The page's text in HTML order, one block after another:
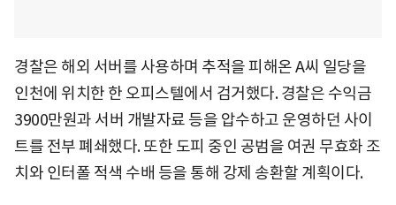
경찰은 해외 서버를 사용하며 추적을 피해온 A씨 일당을
인천에 위치한 한 오피스텔에서 검거했다. 경찰은 수익금
3900만원과 서버 개발자료 등을 압수하고 운영하던 사이
트를 전부 폐쇄했다. 또한 도피 중인 공범을 여권 무효화 조
치와 인터폴 적색 수배 등을 통해 강제 송환할 계획이다.